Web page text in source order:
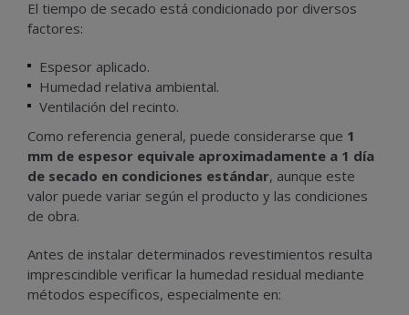
El tiempo de secado está condicionado por diversos
factores:
Espesor aplicado.
Humedad relativa ambiental.
Ventilación del recinto.
Como referencia general, puede considerarse que 1
mm de espesor equivale aproximadamente a 1 día
de secado en condiciones estándar, aunque este
valor puede variar según el producto y las condiciones
de obra.
Antes de instalar determinados revestimientos resulta
imprescindible verificar la humedad residual mediante
métodos específicos, especialmente en: